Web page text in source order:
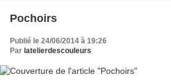
Pochoirs
Publié le 24/06/2014 à 19:26
Par latelierdescouleurs